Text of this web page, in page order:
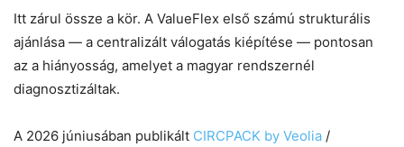
Itt zárul össze a kör. A ValueFlex első számú strukturális
ajánlása — a centralizált válogatás kiépítése — pontosan
az a hiányosság, amelyet a magyar rendszernél
diagnosztizáltak.
A 2026 júniusában publikált CIRCPACK by Veolia /